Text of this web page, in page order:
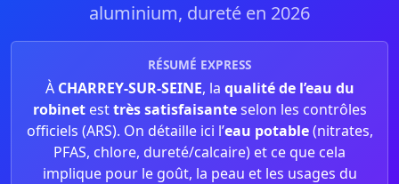
aluminium, dureté en 2026
RÉSUMÉ EXPRESS
À CHARREY-SUR-SEINE, la qualité de l’eau du
robinetesttrès satisfaisanteselon les contrôles
officiels (ARS). On détaille ici l’eau potable(nitrates,
PFAS, chlore, dureté/calcaire) et ce que cela
implique pour le goût, la peau et les usages du